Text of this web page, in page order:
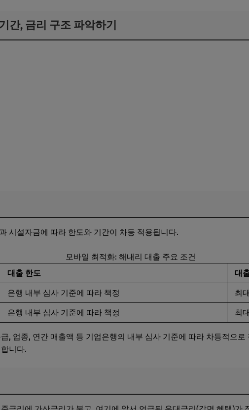
간, 금리 구조 파악하기
시설자금에 따라 한도와 기간이 차등 적용됩니다.
모바일 최적화: 해내리 대출 주요 조건
대출 한도 대
은행 내부 심사 기준에 따라 책정 최
은행 내부 심사 기준에 따라 책정 최
, 업종, 연간 매출액 등 기업은행의 내부 심사 기준에 따라 차등적으
니다.